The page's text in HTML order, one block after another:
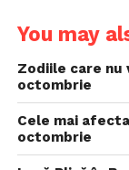
You may
Zodiile care nu
octombrie
Cele mai
octombrie